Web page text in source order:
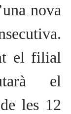
nova
el filial
el
les 12